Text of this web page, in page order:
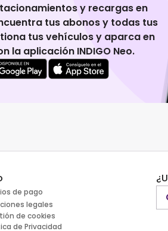
y recargas en
tus abonos y todas tus
tus vehículos y aparca en
la aplicación INDIGO Neo.
de pago
legales
de cookies
de Privacidad